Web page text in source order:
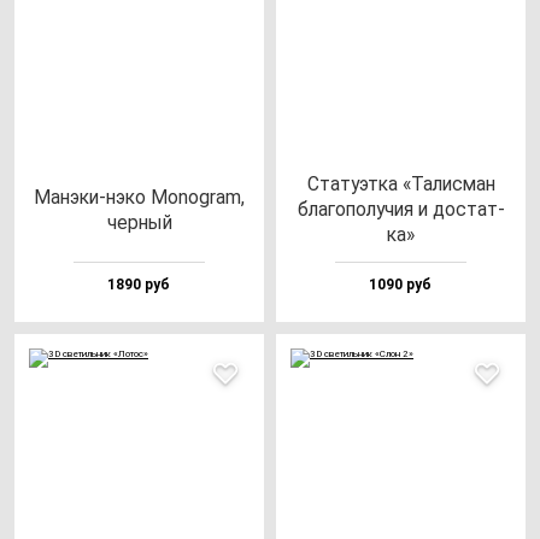
Манэ­ки-нэ­ко Monog­ram,
чер­ный
1890 руб
Ста­ту­эт­ка «Талис­ман
бла­го­по­лу­чия и дос­тат­
ка»
1090 руб